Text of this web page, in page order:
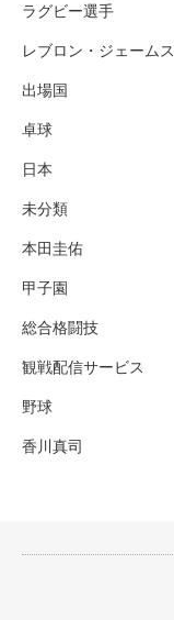
ラグビー選手
レブロン・ジェームス
出場国
卓球
日本
未分類
本田圭佑
甲子園
総合格闘技
観戦配信サービス
野球
香川真司